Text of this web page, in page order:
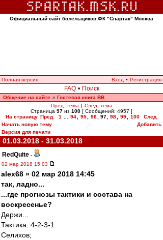
Официальный сайт болельщиков ФК "Спартак" Москва
Полная версия Вход • Регистрация
FAQ • Поиск
Общение на сайте » Гостевая книга ВВ
Пред. тема | След. тема
Страница 97 из 100 [ Сообщений: 4957 ]
На страницу Пред. 1 94 95 96 97, 98 99 100
След.
Начать новую тему
Добавить
Версия для печати
01.03.2018 - 31.03.2018
RedQuite -
02 мар 2018 15:03
alex68 » 02 мар 2018 14:45
так, ладно...
...где прогнозы тактики и состава на
воскресенье?
Держи...
Тактика: 4-2-3-1.
Селихов;